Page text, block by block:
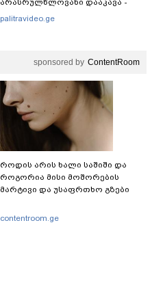
არასრულწლოვანი დააკავა -
შსს ინფორმაციას ავრცელებს
palitravideo.ge
sponsored by ContentRoom
როდის არის ხალი საშიში და
როგორია მისი მოშორების
მარტივი და უსაფრთხო გზები
contentroom.ge